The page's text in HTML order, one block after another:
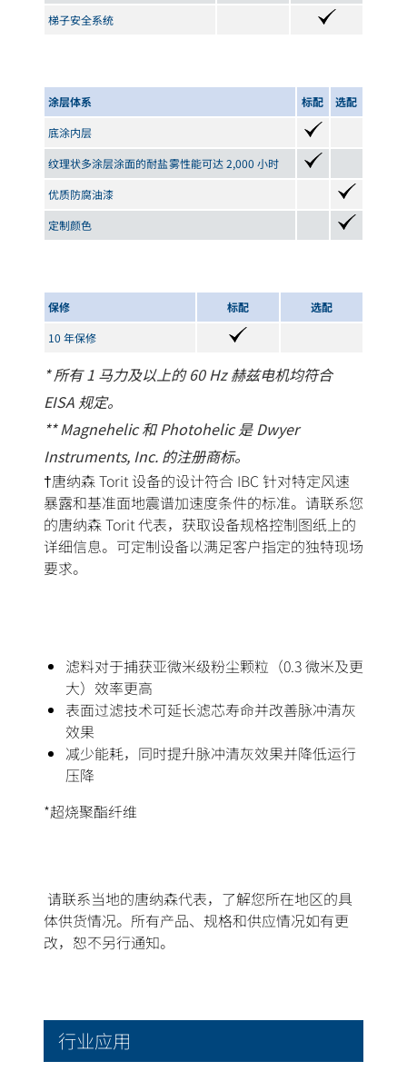
梯子安全系统
涂层体系 标配
选配
底涂内层
纹理状多涂层涂面的耐盐雾性能可达 2,000 小时
优质防腐油漆
定制颜色
保修 标配
选配
10 年保修
* 所有 1 马力及以上的 60 Hz 赫兹电机均符合
EISA 规定。
** Magnehelic 和 Photohelic 是 Dwyer
Instruments, Inc. 的注册商标。
†唐纳森 Torit 设备的设计符合 IBC 针对特定风速
暴露和基准面地震谱加速度条件的标准。请联系您
的唐纳森 Torit 代表，获取设备规格控制图纸上的
详细信息。可定制设备以满足客户指定的独特现场
要求。
滤料对于捕获亚微米级粉尘颗粒（0.3 微米及更
大）效率更高
表面过滤技术可延长滤芯寿命并改善脉冲清灰
效果
减少能耗，同时提升脉冲清灰效果并降低运行
压降
*超烧聚酯纤维
请联系当地的唐纳森代表，了解您所在地区的具
体供货情况。所有产品、规格和供应情况如有更
改，恕不另行通知。
行业应用